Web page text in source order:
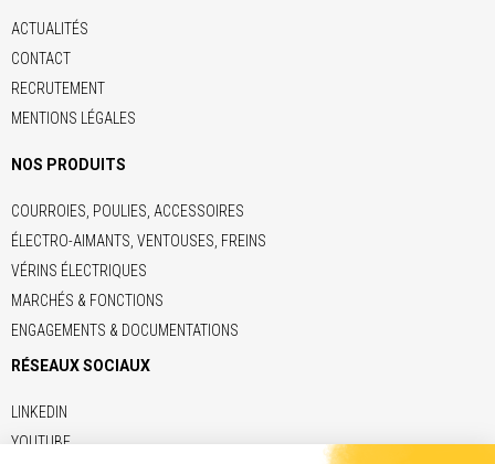
ACTUALITÉS
CONTACT
RECRUTEMENT
MENTIONS LÉGALES
NOS PRODUITS
COURROIES, POULIES, ACCESSOIRES
ÉLECTRO-AIMANTS, VENTOUSES, FREINS
VÉRINS ÉLECTRIQUES
MARCHÉS & FONCTIONS
ENGAGEMENTS & DOCUMENTATIONS
RÉSEAUX SOCIAUX
LINKEDIN
YOUTUBE